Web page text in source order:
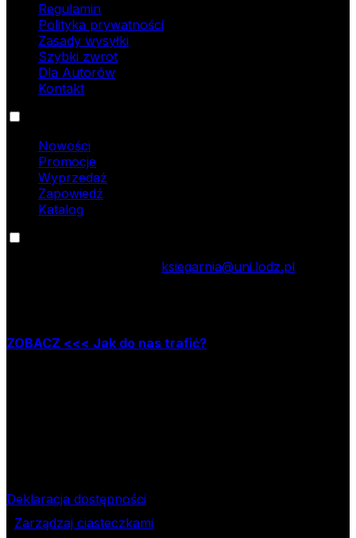
Regulamin
Polityka prywatności
Zasady wysyłki
Szybki zwrot
Dla Autorów
Kontakt
Nowości
Promocje
Wyprzedaż
Zapowiedź
Katalog
ksiegarnia@uni.lodz.pl
ZOBACZ <<< Jak do nas trafić?
Deklaracja dostępności
Zarządzaj ciasteczkami